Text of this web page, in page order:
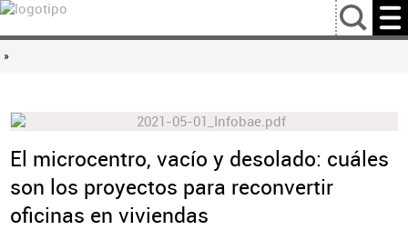
…
»
El microcentro, vacío y desolado: cuáles
son los proyectos para reconvertir
oficinas en viviendas